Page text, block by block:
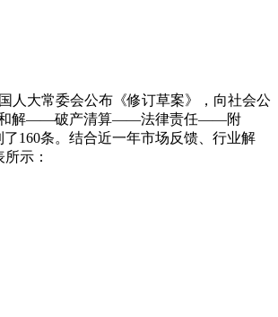
人大常委会公布《修订草案》，向社会公
和解——破产清算——法律责任——附
160条。结合近一年市场反馈、行业解
示：